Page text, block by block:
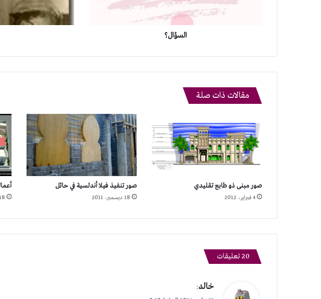
السؤال؟
مقالات ذات صلة
صور مبنى ذو طابع تقليدي
4 فبراير، 2012
صور تنفيذ فيلا أندلسية في حائل
18 ديسمبر، 2011 18
‫20 تعليقات
يخالد: